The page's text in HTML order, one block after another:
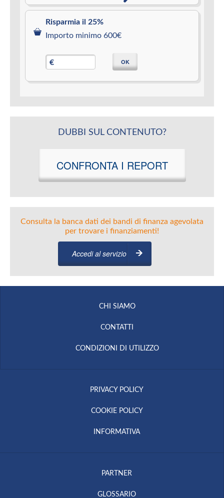
Risparmia il 25%
Importo minimo 600€
€ OK
DUBBI SUL CONTENUTO?
CONFRONTA I REPORT
Consulta la banca dati dei bandi di finanza agevolata
per trovare i finanziamenti!
Accedi al servizio
CHI SIAMO
CONTATTI
CONDIZIONI DI UTILIZZO
PRIVACY POLICY
COOKIE POLICY
INFORMATIVA
PARTNER
GLOSSARIO